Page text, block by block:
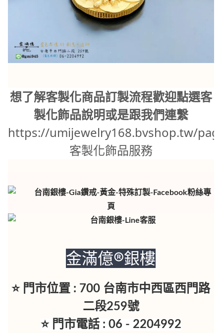
想了解客製化商品訂製流程歡迎點選客
製化飾品說明或是跟我們連繫
https://umijewelry168.bvshop.tw/
客製化飾品服務
金滿億®銀樓
⭐ 門市位置 : 700 台南市中西區西門路
二段259號
⭐ 門市電話 : 06 - 2204992